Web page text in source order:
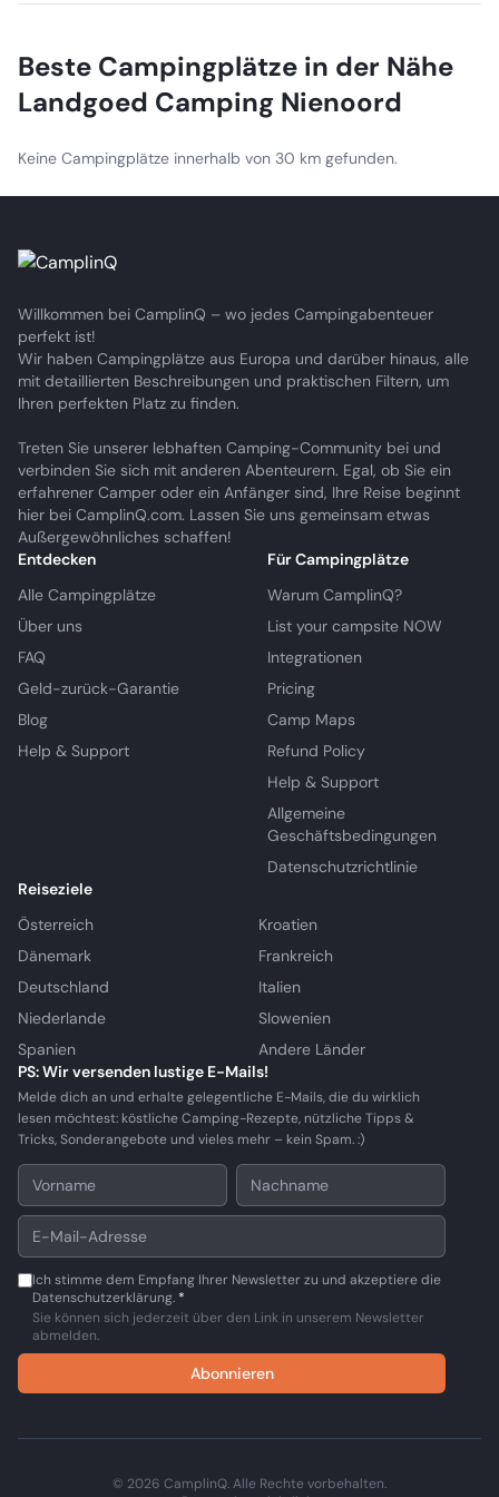
Beste Campingplätze in der Nähe
Landgoed Camping Nienoord
Keine Campingplätze innerhalb von 30 km gefunden.
Willkommen bei CamplinQ – wo jedes Campingabenteuer
perfekt ist!
Wir haben Campingplätze aus Europa und darüber hinaus, alle
mit detaillierten Beschreibungen und praktischen Filtern, um
Ihren perfekten Platz zu finden.
Treten Sie unserer lebhaften Camping-Community bei und
verbinden Sie sich mit anderen Abenteurern. Egal, ob Sie ein
erfahrener Camper oder ein Anfänger sind, Ihre Reise beginnt
hier bei CamplinQ.com. Lassen Sie uns gemeinsam etwas
Außergewöhnliches schaffen!
Entdecken
Alle Campingplätze
Über uns
FAQ
Geld-zurück-Garantie
Blog
Help & Support
Für Campingplätze
Warum CamplinQ?
List your campsite NOW
Integrationen
Pricing
Camp Maps
Refund Policy
Help & Support
Allgemeine
Geschäftsbedingungen
Datenschutzrichtlinie
Reiseziele
Österreich
Kroatien
Dänemark
Frankreich
Deutschland
Italien
Niederlande
Slowenien
Spanien
Andere Länder
PS: Wir versenden lustige E-Mails!
Melde dich an und erhalte gelegentliche E-Mails, die du wirklich
lesen möchtest: köstliche Camping-Rezepte, nützliche Tipps &
Tricks, Sonderangebote und vieles mehr – kein Spam. :)
Ich stimme dem Empfang Ihrer Newsletter zu und akzeptiere die
Datenschutzerklärung. *
Sie können sich jederzeit über den Link in unserem Newsletter
abmelden.
Abonnieren
© 2026 CamplinQ. Alle Rechte vorbehalten.